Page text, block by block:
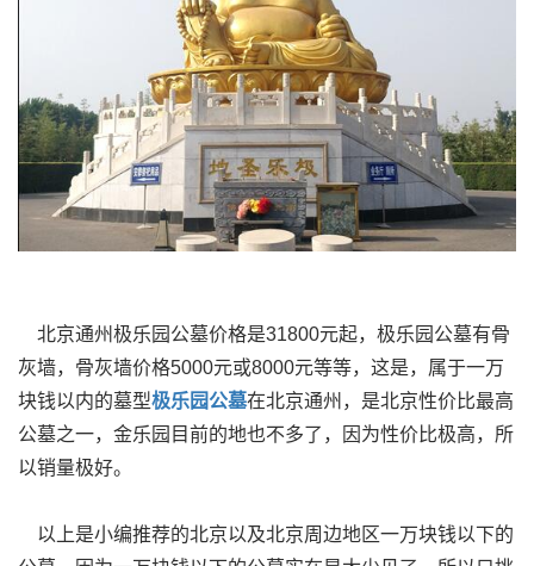
北京通州极乐园公墓价格是31800元起，极乐园公墓有骨
灰墙，骨灰墙价格5000元或8000元等等，这是，属于一万
块钱以内的墓型极乐园公墓在北京通州，是北京性价比最高
公墓之一，金乐园目前的地也不多了，因为性价比极高，所
以销量极好。
以上是小编推荐的北京以及北京周边地区一万块钱以下的